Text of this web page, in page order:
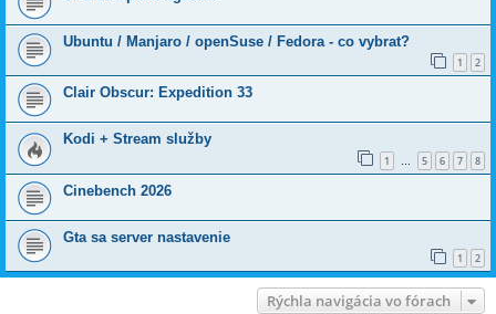
Ubuntu / Manjaro / openSuse / Fedora - co vybrat?
1 2
Clair Obscur: Expedition 33
Kodi + Stream služby
1 … 5 6 7 8
Cinebench 2026
Gta sa server nastavenie
1 2
Rýchla navigácia vo fórach